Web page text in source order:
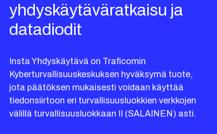
yhdyskäytäväratkaisu ja
datadiodit
Insta Yhdyskäytävä on Traficomin
Kyberturvallisuuskeskuksen hyväksymä tuote,
jota päätöksen mukaisesti voidaan käyttää
tiedonsiirtoon eri turvallisuusluokkien verkkojen
välillä turvallisuusluokkaan II (SALAINEN) asti.